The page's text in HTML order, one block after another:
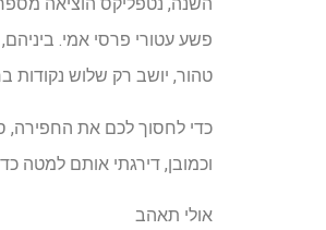
פשע עטורי פרסי אמי.
טהור, יושב רק שלוש נקודות
וכמובן, דירגתי אותם למטה
אולי תאהב